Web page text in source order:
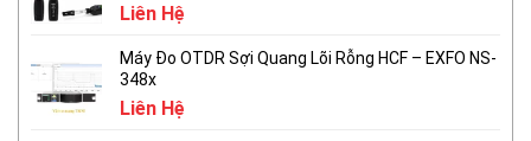
Liên Hệ
Máy Đo OTDR Sợi Quang Lõi Rỗng HCF – EXFO NS-
348x
Liên Hệ